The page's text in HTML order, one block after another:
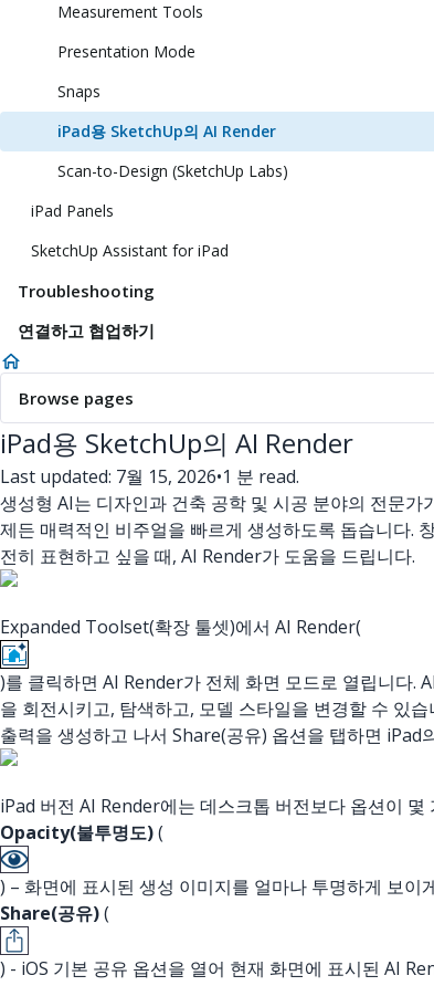
Measurement Tools
Presentation Mode
Snaps
iPad용 SketchUp의 AI Render
Scan-to-Design (SketchUp Labs)
iPad Panels
SketchUp Assistant for iPad
Troubleshooting
연결하고 협업하기
Browse pages
iPad용 SketchUp의 AI Render
Last updated: 7월 15, 2026•1 분 read.
생성형 AI는 디자인과 건축 공학 및 시공 분야의 전문
제든 매력적인 비주얼을 빠르게 생성하도록 돕습니다.
전히 표현하고 싶을 때, AI Render가 도움을 드립니다.
Expanded Toolset(확장 툴셋)에서 AI Render(
)를 클릭하면 AI Render가 전체 화면 모드로 열립니다.
을 회전시키고, 탐색하고, 모델 스타일을 변경할 수 있습
출력을 생성하고 나서 Share(공유) 옵션을 탭하면 iPad
iPad 버전 AI Render에는 데스크톱 버전보다 옵션이 몇
Opacity(불투명도)(
) – 화면에 표시된 생성 이미지를 얼마나 투명하게 보
Share(공유)(
) - iOS 기본 공유 옵션을 열어 현재 화면에 표시된 AI